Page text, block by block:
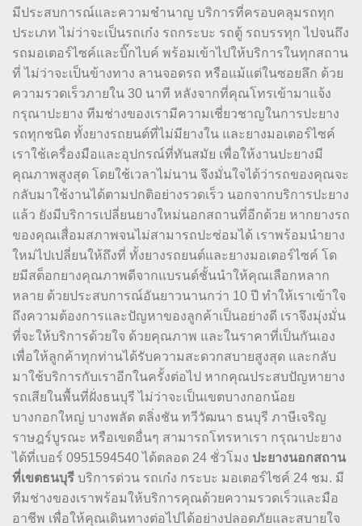
มีประสบการณ์และความชำนาญ บริการที่ครอบคลุมรถทุก
ประเภท ไม่ว่าจะเป็นรถเก๋ง รถกระบะ รถตู้ รถบรรทุก ไปจนถึง
รถมอเตอร์ไซค์และบิ๊กไบค์ พร้อมเข้าไปให้บริการในทุกสถาน
ที่ ไม่ว่าจะเป็นข้างทาง ลานจอดรถ หรือแม้แต่ในซอยลึก ด้วย
ความรวดเร็วภายใน 30 นาที หลังจากที่คุณโทรเข้ามาแจ้ง
กรุณาปะยาง ทีมช่างของเรามีความเชี่ยวชาญในการปะยาง
รถทุกชนิด ทั้งยางรถยนต์ที่ไม่มียางใน และยางมอเตอร์ไซค์
เราใช้เครื่องมือและอุปกรณ์ที่ทันสมัย เพื่อให้งานปะยางมี
คุณภาพสูงสุด โดยใช้เวลาไม่นาน จึงมั่นใจได้ว่ารถของคุณจะ
กลับมาใช้งานได้ตามปกติอย่างรวดเร็ว นอกจากบริการปะยาง
แล้ว ยังมีบริการเปลี่ยนยางใหม่นอกสถานที่อีกด้วย หากยางรถ
ของคุณเสื่อมสภาพจนไม่สามารถปะซ่อมได้ เราพร้อมนำยาง
ใหม่ไปเปลี่ยนให้ถึงที่ ทั้งยางรถยนต์และยางมอเตอร์ไซค์ โด
ยมีสต็อกยางคุณภาพดีจากแบรนด์ชั้นนำให้คุณเลือกหลาก
หลาย ด้วยประสบการณ์อันยาวนานกว่า 10 ปี ทำให้เราเข้าใจ
ถึงความต้องการและปัญหาของลูกค้าเป็นอย่างดี เราจึงมุ่งมั่น
ที่จะให้บริการด้วยใจ ด้วยคุณภาพ และในราคาที่เป็นกันเอง
เพื่อให้ลูกค้าทุกท่านได้รับความสะดวกสบายสูงสุด และกลับ
มาใช้บริการกับเราอีกในครั้งต่อไป หากคุณประสบปัญหายาง
รถเสียในพื้นที่ฝั่งธนบุรี ไม่ว่าจะเป็นเขตบางกอกน้อย
บางกอกใหญ่ บางพลัด ตลิ่งชัน ทวีวัฒนา ธนบุรี ภาษีเจริญ
ราษฎร์บูรณะ หรือเขตอื่นๆ สามารถโทรหาเรา กรุณาปะยาง
ได้ที่เบอร์ 0951594540 ได้ตลอด 24 ชั่วโมง ปะยางนอกสถาน
ที่เขตธนบุรี บริการด่วน รถเก๋ง กระบะ มอเตอร์ไซค์ 24 ชม. มี
ทีมช่างของเราพร้อมให้บริการคุณด้วยความรวดเร็วและมือ
อาชีพ เพื่อให้คุณเดินทางต่อไปได้อย่างปลอดภัยและสบายใจ